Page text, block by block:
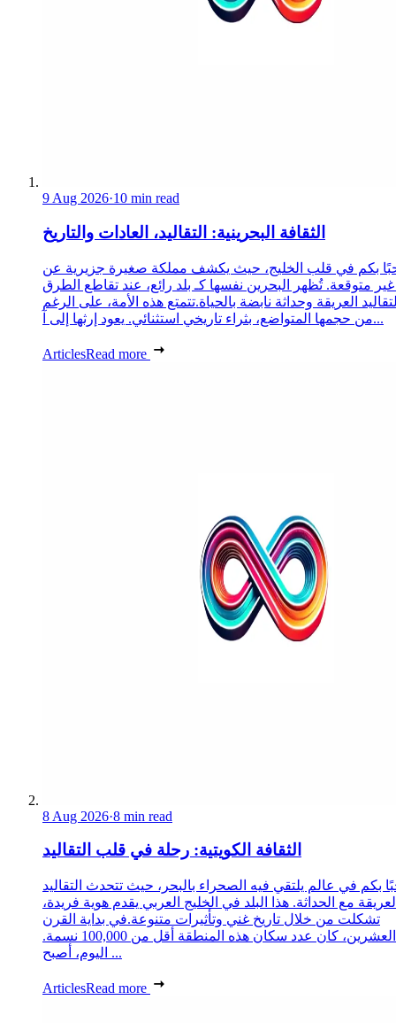
9 Aug 2026·10 min read
الثقافة البحرينية: التقاليد، العادات والتاريخ
بكم في قلب الخليج، حيث يكشف مملكة صغيرة جزيرية عن
متوقعة. تُظهر البحرين نفسها كـ بلد رائع، عند تقاطع الطرق
العريقة وحداثة نابضة بالحياة.تتمتع هذه الأمة، على الرغم
من حجمها المتواضع، بثراء تاريخي استثنائي. يعود إرثها إلى آ...
ArticlesRead more
8 Aug 2026·8 min read
الثقافة الكويتية: رحلة في قلب التقاليد
بكم في عالم يلتقي فيه الصحراء بالبحر، حيث تتحدث التقاليد
مع الحداثة. هذا البلد في الخليج العربي يقدم هوية فريدة،
تشكلت من خلال تاريخ غني وتأثيرات متنوعة.في بداية القرن
العشرين، كان عدد سكان هذه المنطقة أقل من 100,000 نسمة.
اليوم، أصبح ...
ArticlesRead more